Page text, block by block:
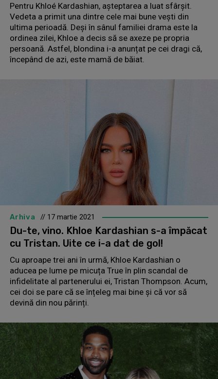
Pentru Khloé Kardashian, așteptarea a luat sfârșit.
Vedeta a primit una dintre cele mai bune vești din
ultima perioadă. Deși în sânul familiei drama este la
ordinea zilei, Khloe a decis să se axeze pe propria
persoană. Astfel, blondina i-a anunțat pe cei dragi că,
începând de azi, este mamă de băiat.
Arhiva // 17 martie 2021
Du-te, vino. Khloe Kardashian s-a împăcat
cu Tristan. Uite ce i-a dat de gol!
Cu aproape trei ani în urmă, Khloe Kardashian o
aducea pe lume pe micuța True în plin scandal de
infidelitate al partenerului ei, Tristan Thompson. Acum,
cei doi se pare că se înțeleg mai bine și că vor să
devină din nou părinți.